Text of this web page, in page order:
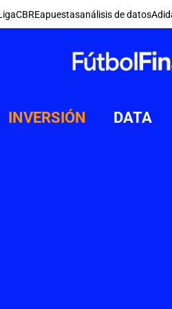
CBREapuestasanálisis de datos
INVERSIÓN DATA